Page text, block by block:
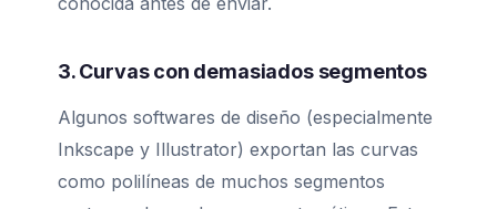
3. Curvas con demasiados segmentos
Algunos softwares de diseño (especialmente
Inkscape y Illustrator) exportan las curvas
como polilíneas de muchos segmentos